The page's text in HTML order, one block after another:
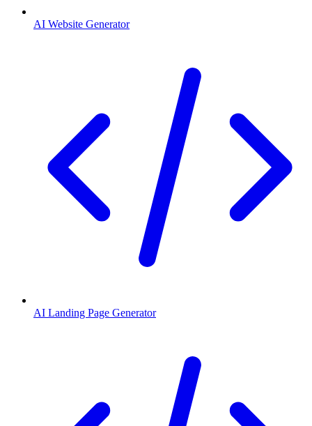
AI Website Generator
AI Landing Page Generator